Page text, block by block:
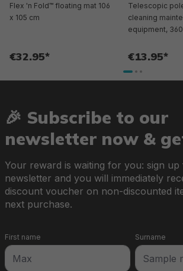
Flex 'n Fold™ floating mat 106
x 105 cm
€32.95*
Telescopic
cleaning
equipment,
€13.95*
🎉 Subscribe to our
newsletter now &
Your reward is waiting for you: sign
newsletter and you will immediately
discount voucher on non-discounted
next purchase.
First name Surname